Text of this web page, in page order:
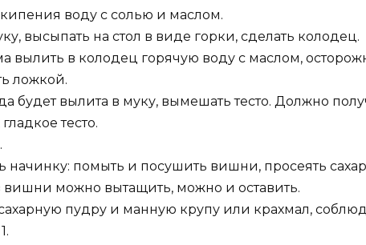
воду с солью и маслом.
высыпать на стол в виде горки, сделать колодец.
вылить в колодец горячую воду с маслом,
ложкой.
будет вылита в муку, вымешать тесто. Должно
тесто.
начинку: помыть и посушить вишни, просеять
вишни можно вытащить, можно и оставить.
пудру и манную крупу или крахмал,